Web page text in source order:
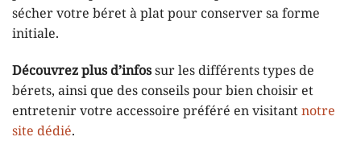
sécher votre béret à plat pour conserver sa forme
initiale.
Découvrez plus d’infossur les différents types de
bérets, ainsi que des conseils pour bien choisir et
entretenir votre accessoire préféré en visitantnotre
site dédié.